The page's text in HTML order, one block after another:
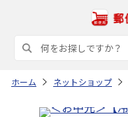
ホーム ネットショップ